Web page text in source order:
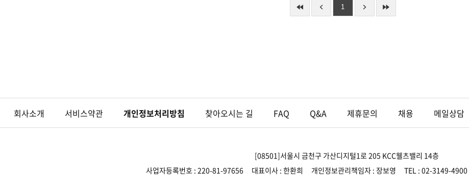
1
회사소개 서비스약관 개인정보처리방침 찾아오시는 길 FAQ Q&A 제휴문의 채용 메일상담
[08501]서울시 금천구 가산디지털1로 205 KCC웰츠밸리 14층
사업자등록번호 : 220-81-97656
대표이사 : 한환희 개인정보관리책임자 : 장보영 TEL : 02-3149-4900